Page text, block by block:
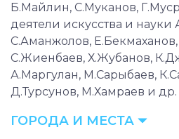
Б.Майлин, С.Муканов,
деятели искусства и науки
С.Аманжолов,
С.Жиенбаев, Х.Жубанов,
А.Маргулан, М.Сарыбаев,
Д.Турсунов, М.Хамраев и др.
ГОРОДА И МЕСТА